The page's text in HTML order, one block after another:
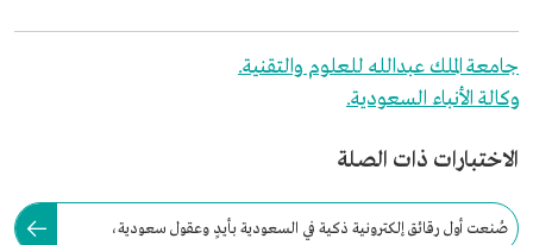
جامعة الملك عبدالله للعلوم والتقنية.
وكالة الأنباء السعودية.
الاختبارات ذات الصلة
صُنعت أول رقائق إلكترونية ذكية في السعودية بأيدٍ وعقول سعودية،